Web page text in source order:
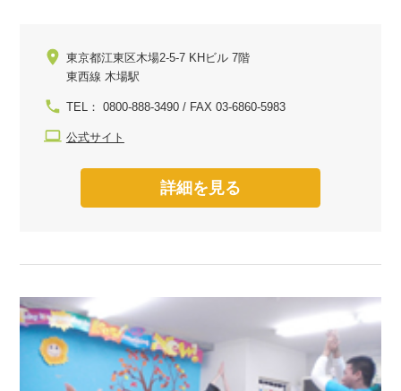
東京都江東区木場2-5-7 KHビル 7階
東西線 木場駅
TEL： 0800-888-3490 / FAX 03-6860-5983
公式サイト
詳細を見る